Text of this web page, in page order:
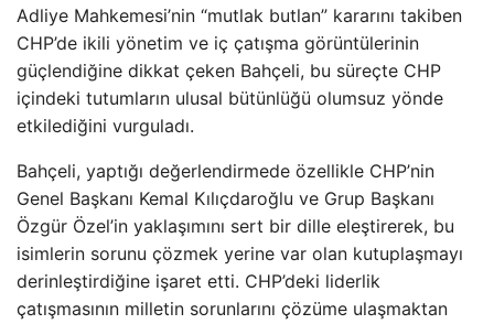
Adliye Mahkemesi’nin “mutlak butlan” kararını takiben
CHP’de ikili yönetim ve iç çatışma görüntülerinin
güçlendiğine dikkat çeken Bahçeli, bu süreçte CHP
içindeki tutumların ulusal bütünlüğü olumsuz yönde
etkilediğini vurguladı.
Bahçeli, yaptığı değerlendirmede özellikle CHP’nin
Genel Başkanı Kemal Kılıçdaroğlu ve Grup Başkanı
Özgür Özel’in yaklaşımını sert bir dille eleştirerek, bu
isimlerin sorunu çözmek yerine var olan kutuplaşmayı
derinleştirdiğine işaret etti. CHP’deki liderlik
çatışmasının milletin sorunlarını çözüme ulaşmaktan